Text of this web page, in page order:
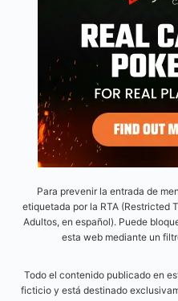
Para prevenir la entrada de
etiquetada por la RTA (Restricted
Adultos, en español). Puede
esta web mediante un
Todo el contenido publicado en
ficticio y está destinado